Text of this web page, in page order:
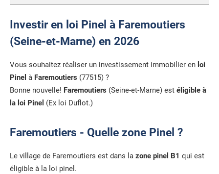
Investir en loi Pinel à Faremoutiers
(Seine-et-Marne) en 2026
Vous souhaitez réaliser un investissement immobilier en loi
Pinel à Faremoutiers (77515) ?
Bonne nouvelle! Faremoutiers (Seine-et-Marne) est éligible à
la loi Pinel (Ex loi Duflot.)
Faremoutiers - Quelle zone Pinel ?
Le village de Faremoutiers est dans la zone pinel B1 qui est
éligible à la loi pinel.